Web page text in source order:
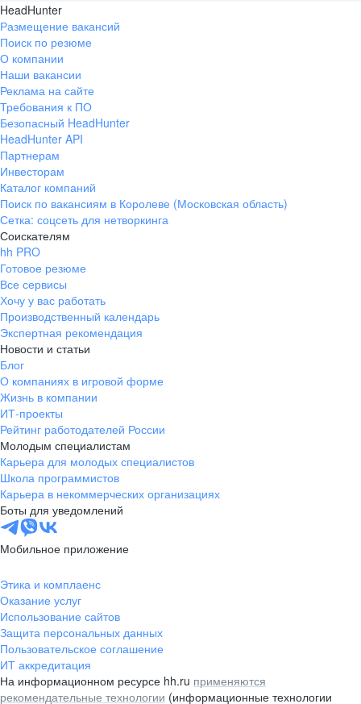
HeadHunter
Размещение вакансий
Поиск по резюме
О компании
Наши вакансии
Реклама на сайте
Требования к ПО
Безопасный HeadHunter
HeadHunter API
Партнерам
Инвесторам
Каталог компаний
Поиск по вакансиям в Королеве (Московская область)
Сетка: соцсеть для нетворкинга
Соискателям
hh PRO
Готовое резюме
Все сервисы
Хочу у вас работать
Производственный календарь
Экспертная рекомендация
Новости и статьи
Блог
О компаниях в игровой форме
Жизнь в компании
ИТ-проекты
Рейтинг работодателей России
Молодым специалистам
Карьера для молодых специалистов
Школа программистов
Карьера в некоммерческих организациях
Боты для уведомлений
Мобильное приложение
Этика и комплаенс
Оказание услуг
Использование сайтов
Защита персональных данных
Пользовательское соглашение
ИТ аккредитация
На информационном ресурсе hh.ru применяются
рекомендательные технологии (информационные технологии